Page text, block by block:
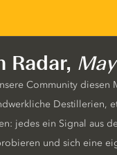
Radar,
Community diesen
Destillerien,
jedes ein Signal aus
und sich eine